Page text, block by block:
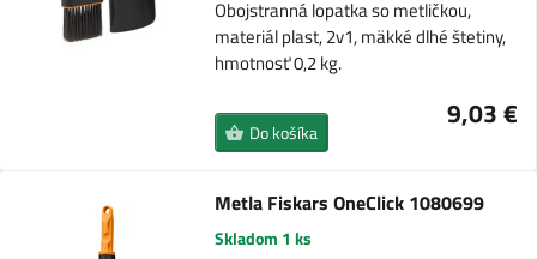
Obojstranná lopatka so metličkou,
materiál plast, 2v1, mäkké dlhé štetiny,
hmotnosť 0,2 kg.
9,03 €
Do košíka
Metla Fiskars OneClick 1080699
Skladom 1 ks